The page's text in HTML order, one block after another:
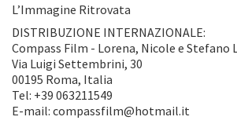
L’Immagine Ritrovata
DISTRIBUZIONE INTERNAZIONALE:
Compass Film - Lorena, Nicole e Stefano
Via Luigi Settembrini, 30
00195 Roma, Italia
Tel: +39 063211549
E-mail: compassfilm@hotmail.it